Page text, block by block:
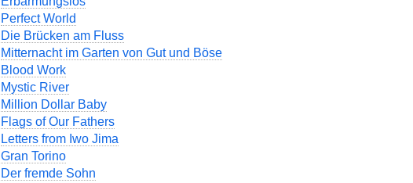
Perfect World
Die Brücken am Fluss
Mitternacht im Garten von Gut und Böse
Blood Work
Mystic River
Million Dollar Baby
Flags of Our Fathers
Letters from Iwo Jima
Gran Torino
Der fremde Sohn